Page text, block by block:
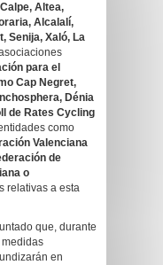
Calpe, Altea,
Alcalalí,
Senija, Xaló, La
para el
Cap Negret,
Dénia
de Rates Cycling
como
Valenciana
de
o
relativas a esta
que, durante
en